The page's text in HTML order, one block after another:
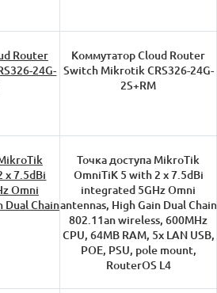
Router
24G-
Коммутатор Cloud Router
Switch Mikrotik CRS326-24G-
2S+RM
x 7.5dBi
Omni
Dual Chain
Точка доступа MikroTik
OmniTiK 5 with 2 x 7.5dBi
integrated 5GHz Omni
antennas, High Gain Dual Chain
802.11an wireless, 600MHz
CPU, 64MB RAM, 5x LAN USB,
POE, PSU, pole mount,
RouterOS L4